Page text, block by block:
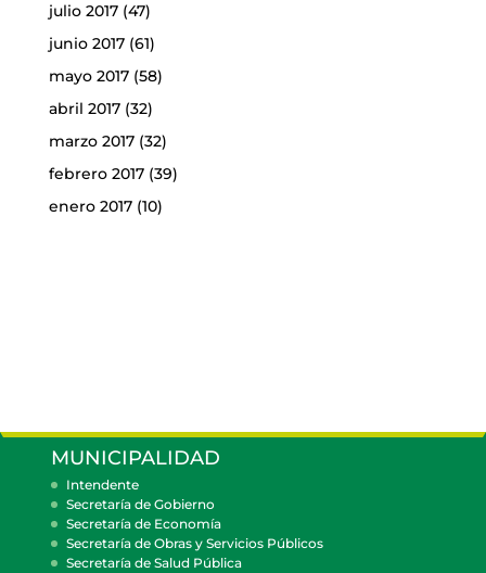
julio 2017(47)
junio 2017(61)
mayo 2017(58)
abril 2017(32)
marzo 2017(32)
febrero 2017(39)
enero 2017(10)
MUNICIPALIDAD
Intendente
Secretaría de Gobierno
Secretaría de Economía
Secretaría de Obras y Servicios Públicos
Secretaría de Salud Pública